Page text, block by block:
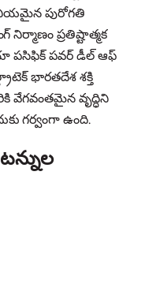
పురోగతి
ప్రతిష్టాత్మక
పసిఫిక్ పవర్ డీల్ ఆఫ్
భారతదేశ శక్తి
వేగవంతమైన వృద్ధిని
గర్వంగా ఉంది.